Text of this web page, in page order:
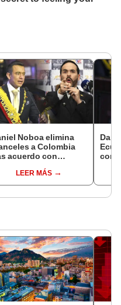
Noboa elimina
a Colombia
acuerdo con
presidencia, Abelardo
la Espriella
LEER MÁS